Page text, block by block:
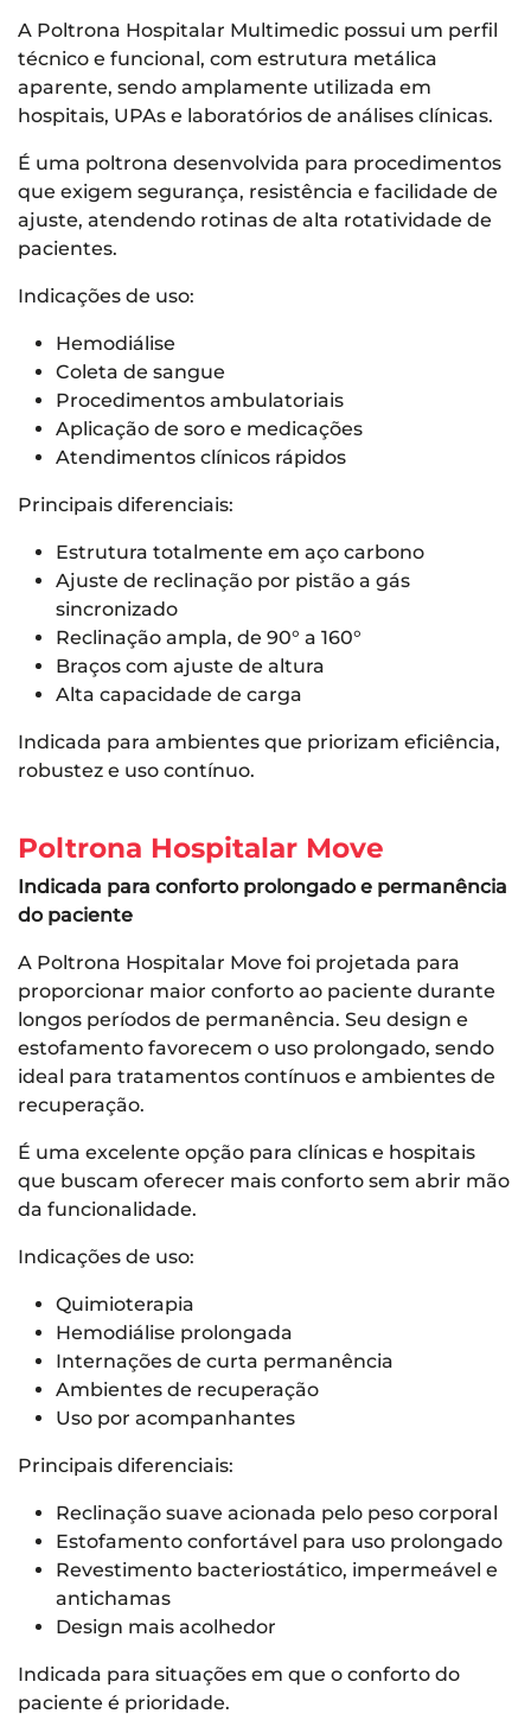
A Poltrona Hospitalar Multimedic possui um perfil
técnico e funcional, com estrutura metálica
aparente, sendo amplamente utilizada em
hospitais, UPAs e laboratórios de análises clínicas.
É uma poltrona desenvolvida para procedimentos
que exigem segurança, resistência e facilidade de
ajuste, atendendo rotinas de alta rotatividade de
pacientes.
Indicações de uso:
Hemodiálise
Coleta de sangue
Procedimentos ambulatoriais
Aplicação de soro e medicações
Atendimentos clínicos rápidos
Principais diferenciais:
Estrutura totalmente em aço carbono
Ajuste de reclinação por pistão a gás
sincronizado
Reclinação ampla, de 90° a 160°
Braços com ajuste de altura
Alta capacidade de carga
Indicada para ambientes que priorizam eficiência,
robustez e uso contínuo.
Poltrona Hospitalar Move
Indicada para conforto prolongado e permanência
do paciente
A Poltrona Hospitalar Move foi projetada para
proporcionar maior conforto ao paciente durante
longos períodos de permanência. Seu design e
estofamento favorecem o uso prolongado, sendo
ideal para tratamentos contínuos e ambientes de
recuperação.
É uma excelente opção para clínicas e hospitais
que buscam oferecer mais conforto sem abrir mão
da funcionalidade.
Indicações de uso:
Quimioterapia
Hemodiálise prolongada
Internações de curta permanência
Ambientes de recuperação
Uso por acompanhantes
Principais diferenciais:
Reclinação suave acionada pelo peso corporal
Estofamento confortável para uso prolongado
Revestimento bacteriostático, impermeável e
antichamas
Design mais acolhedor
Indicada para situações em que o conforto do
paciente é prioridade.